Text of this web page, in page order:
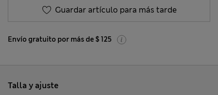
Guardar artículo para más tarde
Envío gratuito por más de $ 125
Talla y ajuste